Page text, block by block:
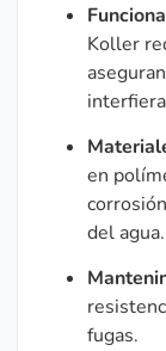
Koller
en
del agua.
fugas.